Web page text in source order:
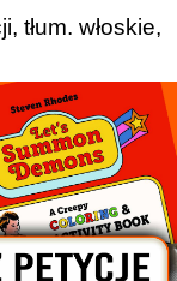
tłum. włoskie,